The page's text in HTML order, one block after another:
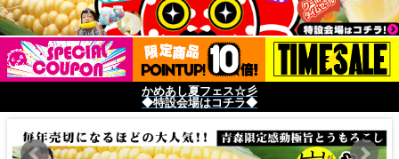
かめあし夏フェス☆彡
◆特設会場はコチラ◆